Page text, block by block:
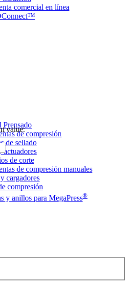
value:
comercial en línea
de compresión
de sellado
de corte
de compresión manuales
cargadores
compresión
y anillos para MegaPress®